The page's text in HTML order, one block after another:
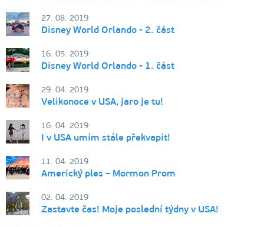
27. 08. 2019
Disney World Orlando - 2. část
16. 05. 2019
Disney World Orlando - 1. část
29. 04. 2019
Velikonoce v USA, jaro je tu!
16. 04. 2019
I v USA umím stále překvapit!
11. 04. 2019
Americký ples – Mormon Prom
02. 04. 2019
Zastavte čas! Moje poslední týdny v USA!